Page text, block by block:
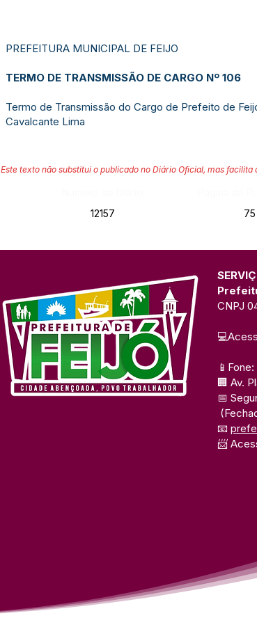
PREFEITURA MUNICIPAL DE FEIJO
TERMO DE TRANSMISSÃO DE CARGO Nº 106
Termo de Transmissão do Cargo de Prefeito de
Cavalcante Lima
Este texto não substitui o publicado no Diário Oficial, mas
12157
75
CNPJ
🏢 Av.
📅
📧
📨